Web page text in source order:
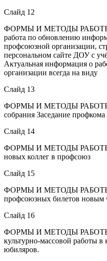
Слайд 12
ФОРМЫ И МЕТОДЫ
работа по обновлению
профсоюзной организации,
персональном сайте ДОУ с
Актуальная информация о
организации всегда на виду
Слайд 13
ФОРМЫ И МЕТОДЫ
собрания Заседание профкома
Слайд 14
ФОРМЫ И МЕТОДЫ
новых коллег в профсоюз
Слайд 15
ФОРМЫ И МЕТОДЫ
профсоюзных билетов новым
Слайд 16
ФОРМЫ И МЕТОДЫ
культурно-массовой работы в
юбиляров.